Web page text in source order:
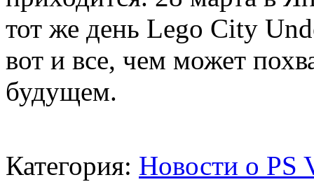
тот же день Lego City
вот и все, чем может
будущем.
Категория: Новости о PS